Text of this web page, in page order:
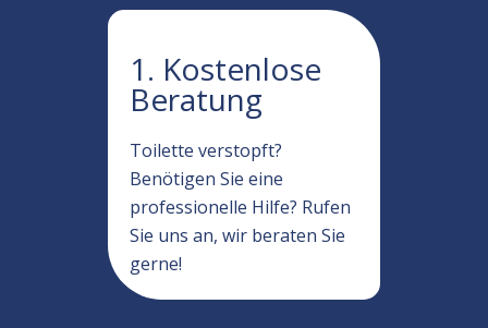
1. Kostenlose
Beratung
Toilette verstopft?
Benötigen Sie eine
professionelle Hilfe? Rufen
Sie uns an, wir beraten Sie
gerne!